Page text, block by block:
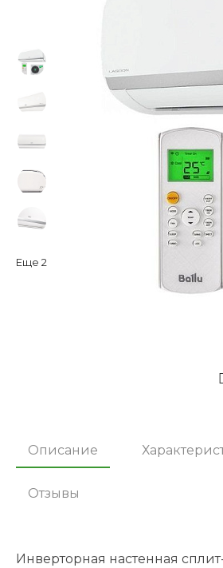
Еще 2
Описание
Отзывы
Инверторная настенная